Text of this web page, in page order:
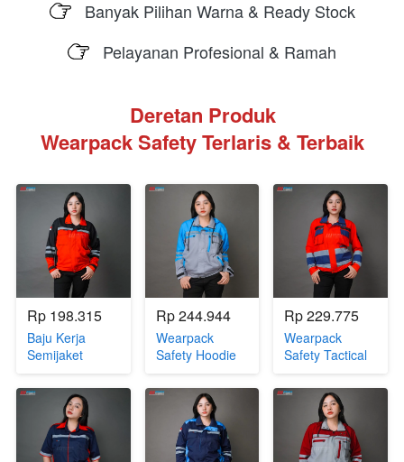
Banyak Pilihan Warna & Ready Stock
Pelayanan Profesional & Ramah
Deretan Produk
Wearpack Safety Terlaris & Terbaik
Rp 198.315
Baju Kerja
Semijaket
(JW.WAT-27)
Rp 244.944
Wearpack
Safety Hoodie
kombinasi Abu
(JW.WAT-50)
Rp 229.775
Wearpack
Safety Tactical
(JW.WAT-42)